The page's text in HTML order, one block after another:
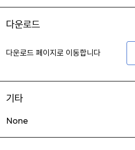
다운로드
다운로드 페이지로 이동합니다
기타
None